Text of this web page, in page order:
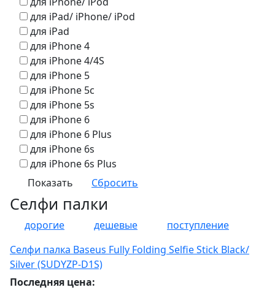
для iPad/ iPhone/ iPod
для iPad
для iPhone 4
для iPhone 4/4S
для iPhone 5
для iPhone 5c
для iPhone 5s
для iPhone 6
для iPhone 6 Plus
для iPhone 6s
для iPhone 6s Plus
Селфи палки
дорогие дешевые
поступление
Селфи палка Baseus Fully Folding Selfie Stick Black/
Silver (SUDYZP-D1S)
Последняя цена: